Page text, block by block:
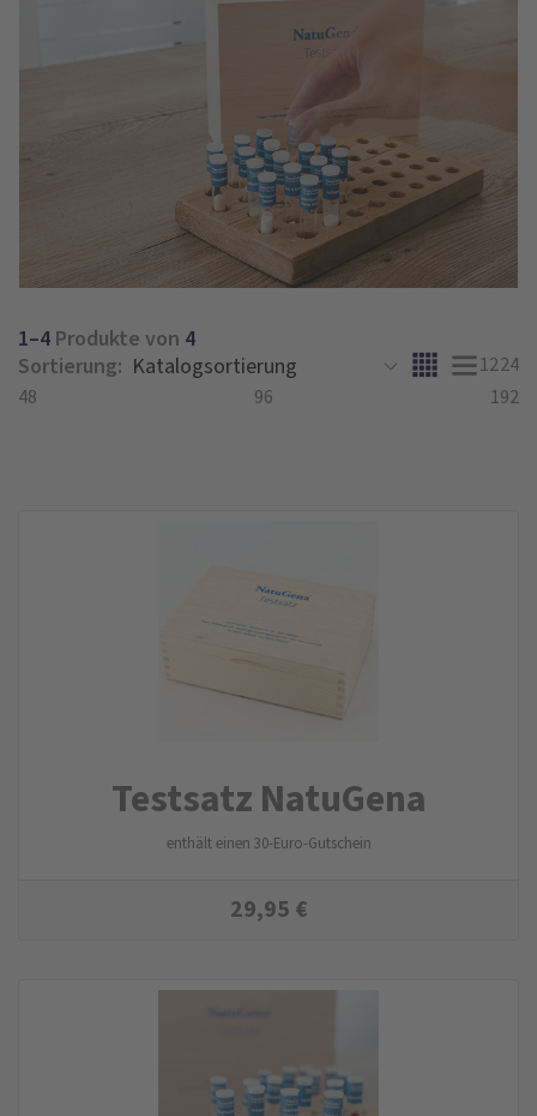
1–4 Produkte von 4
Sortierung:
1224
48
96 192
Testsatz NatuGena
enthält einen 30-Euro-Gutschein
29,95 €